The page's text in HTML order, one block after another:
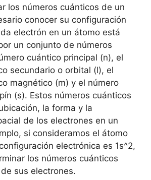
los números cuánticos de un
conocer su configuración
electrón en un átomo está
un conjunto de números
cuántico principal (n), el
secundario o orbital (l), el
magnético (m) y el número
(s). Estos números cuánticos
la forma y la
de los electrones en un
si consideramos el átomo
electrónica es 1s^2,
los números cuánticos
sus electrones.